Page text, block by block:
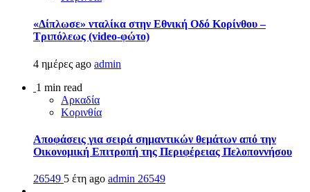
«Δίπλωσε» νταλίκα στην Εθνική Oδό Κορίνθου –
Τριπόλεως (video-φώτο)
4 ημέρες ago admin
1 min read
Αρκαδία
Κορινθία
Αποφάσεις για σειρά σημαντικών θεμάτων από την
Οικονομική Επιτροπή της Περιφέρειας Πελοποννήσου
26549 5 έτη ago admin 26549